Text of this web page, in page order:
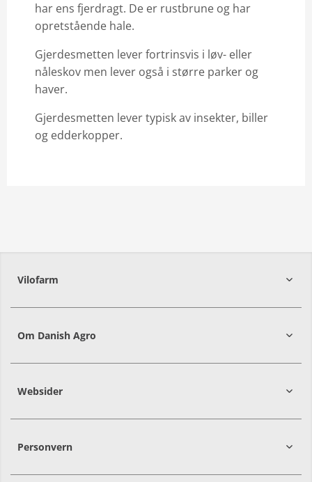
har ens fjerdragt. De er rustbrune og har
opretstående hale.
Gjerdesmetten lever fortrinsvis i løv- eller
nåleskov men lever også i større parker og
haver.
Gjerdesmetten lever typisk av insekter, biller
og edderkopper.
Vilofarm
Om Danish Agro
Websider
Personvern